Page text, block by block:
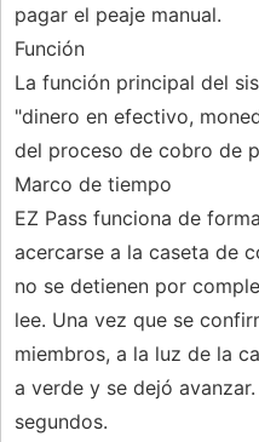
pagar el peaje manual.
Función
La función principal del
"dinero en efectivo,
del proceso de cobro de
Marco de tiempo
EZ Pass funciona de
acercarse a la caseta de
no se detienen por
lee. Una vez que se
miembros, a la luz de la
a verde y se dejó
segundos.